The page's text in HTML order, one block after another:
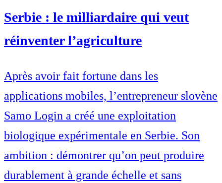
Serbie : le milliardaire qui veut
réinventer l’agriculture
Après avoir fait fortune dans les
applications mobiles, l’entrepreneur slovène
Samo Login a créé une exploitation
biologique expérimentale en Serbie. Son
ambition : démontrer qu’on peut produire
durablement à grande échelle et sans